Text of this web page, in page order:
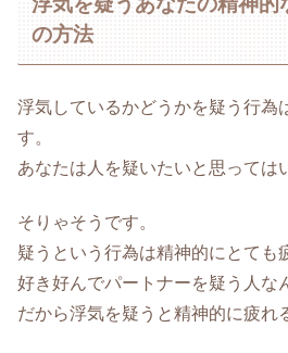
の方法
浮気しているかどうかを疑う行為
す。
あなたは人を疑いたいと思っては
そりゃそうです。
疑うという行為は精神的にとても
好き好んでパートナーを疑う人な
だから浮気を疑うと精神的に疲れ